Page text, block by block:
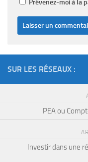
Prévenez-moi à la
SUR LES RÉSEAUX :
PEA ou
Investir dans une